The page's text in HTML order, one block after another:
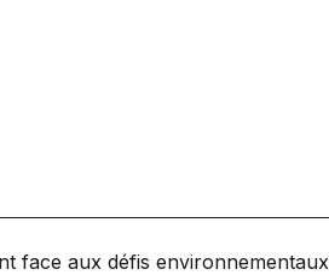
face aux défis environnementaux